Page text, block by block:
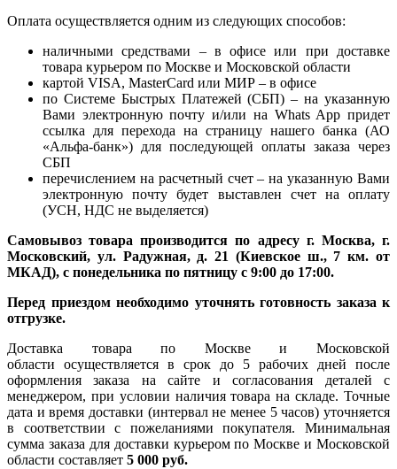
Оплата осуществляется одним из следующих способов:
наличными средствами – в офисе или при доставке
товара курьером по Москве и Московской области
картой VISA, MasterCard или МИР – в офисе
по Системе Быстрых Платежей (СБП) – на указанную
Вами электронную почту и/или на Whats App придет
ссылка для перехода на страницу нашего банка (АО
«Альфа-банк») для последующей оплаты заказа через
СБП
перечислением на расчетный счет – на указанную Вами
электронную почту будет выставлен счет на оплату
(УСН, НДС не выделяется)
Самовывоз товара производится по адресу г. Москва, г.
Московский, ул. Радужная, д. 21 (Киевское ш., 7 км. от
МКАД), с понедельника по пятницу с 9:00 до 17:00.
Перед приездом необходимо уточнять готовность заказа к
отгрузке.
Доставка товара по Москве и Московской
области осуществляется в срок до 5 рабочих дней после
оформления заказа на сайте и согласования деталей с
менеджером, при условии наличия товара на складе. Точные
дата и время доставки (интервал не менее 5 часов) уточняется
в соответствии с пожеланиями покупателя. Минимальная
сумма заказа для доставки курьером по Москве и Московской
области составляет 5 000 руб.